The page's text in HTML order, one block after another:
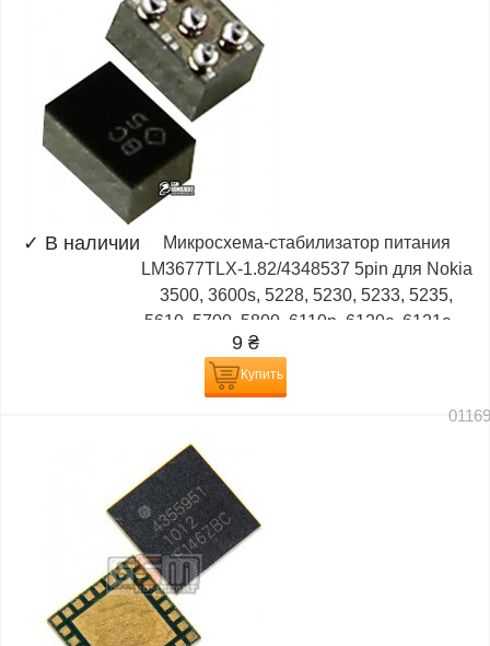
✓ В наличии
Микросхема-стабилизатор питания
LM3677TLX-1.82/4348537 5pin для Nokia
3500, 3600s, 5228, 5230, 5233, 5235,
5610, 5700, 5800, 6110n, 6120c, 6121c,...
9 ₴
Купить